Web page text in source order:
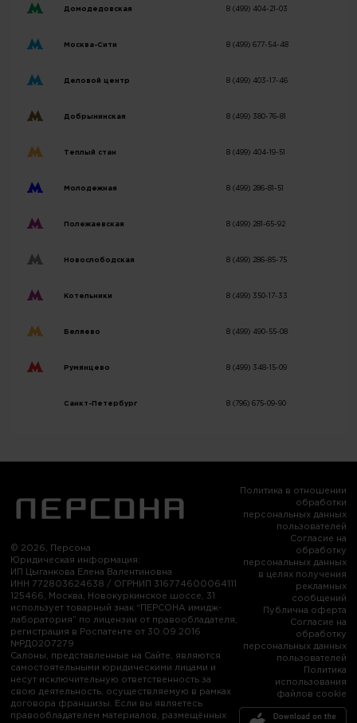
Домодедовская 8 (499) 404-21-03
Москва-Сити 8 (499) 677-54-48
Деловой центр 8 (499) 403-17-46
Добрынинская 8 (499) 380-76-81
Теплый стан 8 (499) 404-19-51
Молодежная 8 (499) 286-81-51
Полежаевская 8 (499) 281-65-92
Новослободская 8 (499) 286-85-75
Котельники 8 (499) 350-17-33
Беляево 8 (499) 490-55-08
Румянцево 8 (499) 348-15-09
Санкт-Петербург 8 (796) 675-09-90
© 2026, Персона
Юридическая информация:
ИП Цыганкова Елена Валентиновна
ИНН 772803624638 / ОГРНИП 316774600064111
125466, Москва, Новокуркинское шоссе, 31
использует товарный знак “ПЕРСОНА имидж-
лаборатория” по лицензии от правообладателя,
регистрация в Роспатенте от 30.09.2016
№РД0207279
Салоны, представленные на Сайте, являются
самостоятельными юридическими лицами и
несут исключительную ответственность за
свою деятельность, осуществляемую в рамках
договора франшизы. Если вы являетесь
правообладателем материалов, размещённых
Политика в отношении
обработки
персональных данных
пользователей
Согласие на
обработку
персональных данных
в целях получения
рекламных
сообщений
Публична оферта
Согласие на
обработку
персональных данных
пользователей
Политика
использования
файлов cookie